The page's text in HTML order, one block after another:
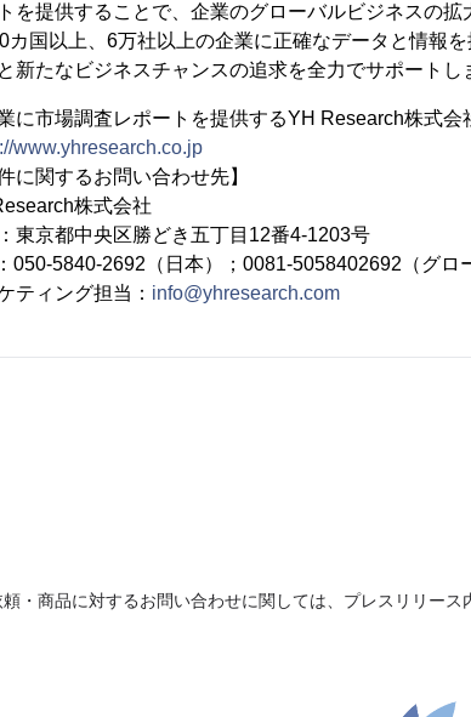
を提供することで、企業のグローバルビジネスの
カ国以上、6万社以上の企業に正確なデータと情報
新たなビジネスチャンスの追求を全力でサポートし
業に市場調査レポートを提供するYH Research株式会
www.yhresearch.co.jp
件に関するお問い合わせ先】
株式会社
東京都中央区勝どき五丁目12番4-1203号
050-5840-2692（日本）；0081-5058402692（グロ
ティング担当： info@yhresearch.com
・商品に対するお問い合わせに関しては、プレスリリース